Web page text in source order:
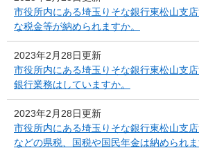
市役所内にある埼玉りそな銀行東松山支
な税金等が納められますか。
2023年2月28日更新
市役所内にある埼玉りそな銀行東松山支
銀行業務はしていますか。
2023年2月28日更新
市役所内にある埼玉りそな銀行東松山支
などの県税、国税や国民年金は納められま